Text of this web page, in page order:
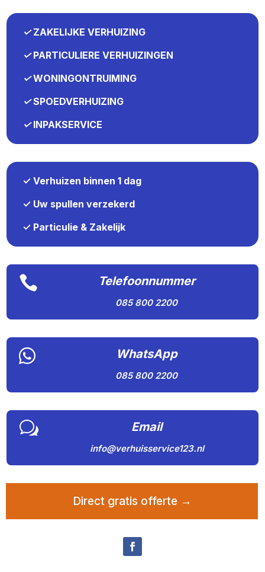
✓ZAKELIJKE VERHUIZING
✓PARTICULIERE VERHUIZINGEN
✓WONINGONTRUIMING
✓SPOEDVERHUIZING
✓INPAKSERVICE
✓ Verhuizen binnen 1 dag
✓ Uw spullen verzekerd
✓ Particulie & Zakelijk
 Telefoonnummer
085 800 2200
 WhatsApp
085 800 2200
w Email
info@verhuisservice123.nl
Direct gratis offerte →